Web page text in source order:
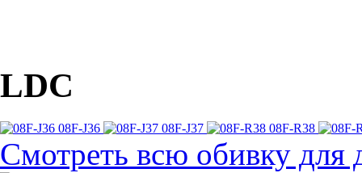
LDC
08F-J36 08F-J37 08F-R38
Смотреть всю обивку для